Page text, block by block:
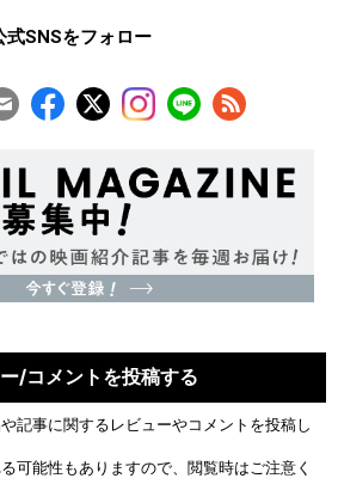
式SNSをフォロー
/コメントを投稿する
記事に関するレビューやコメントを投稿し
可能性もありますので、閲覧時はご注意く